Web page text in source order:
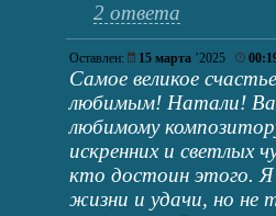
2 ответа
Оставлен: 15 марта ’2025
Самое великое
любимым! Натали!
любимому
искренних и светлых
кто достоин этого.
жизни и удачи, но не